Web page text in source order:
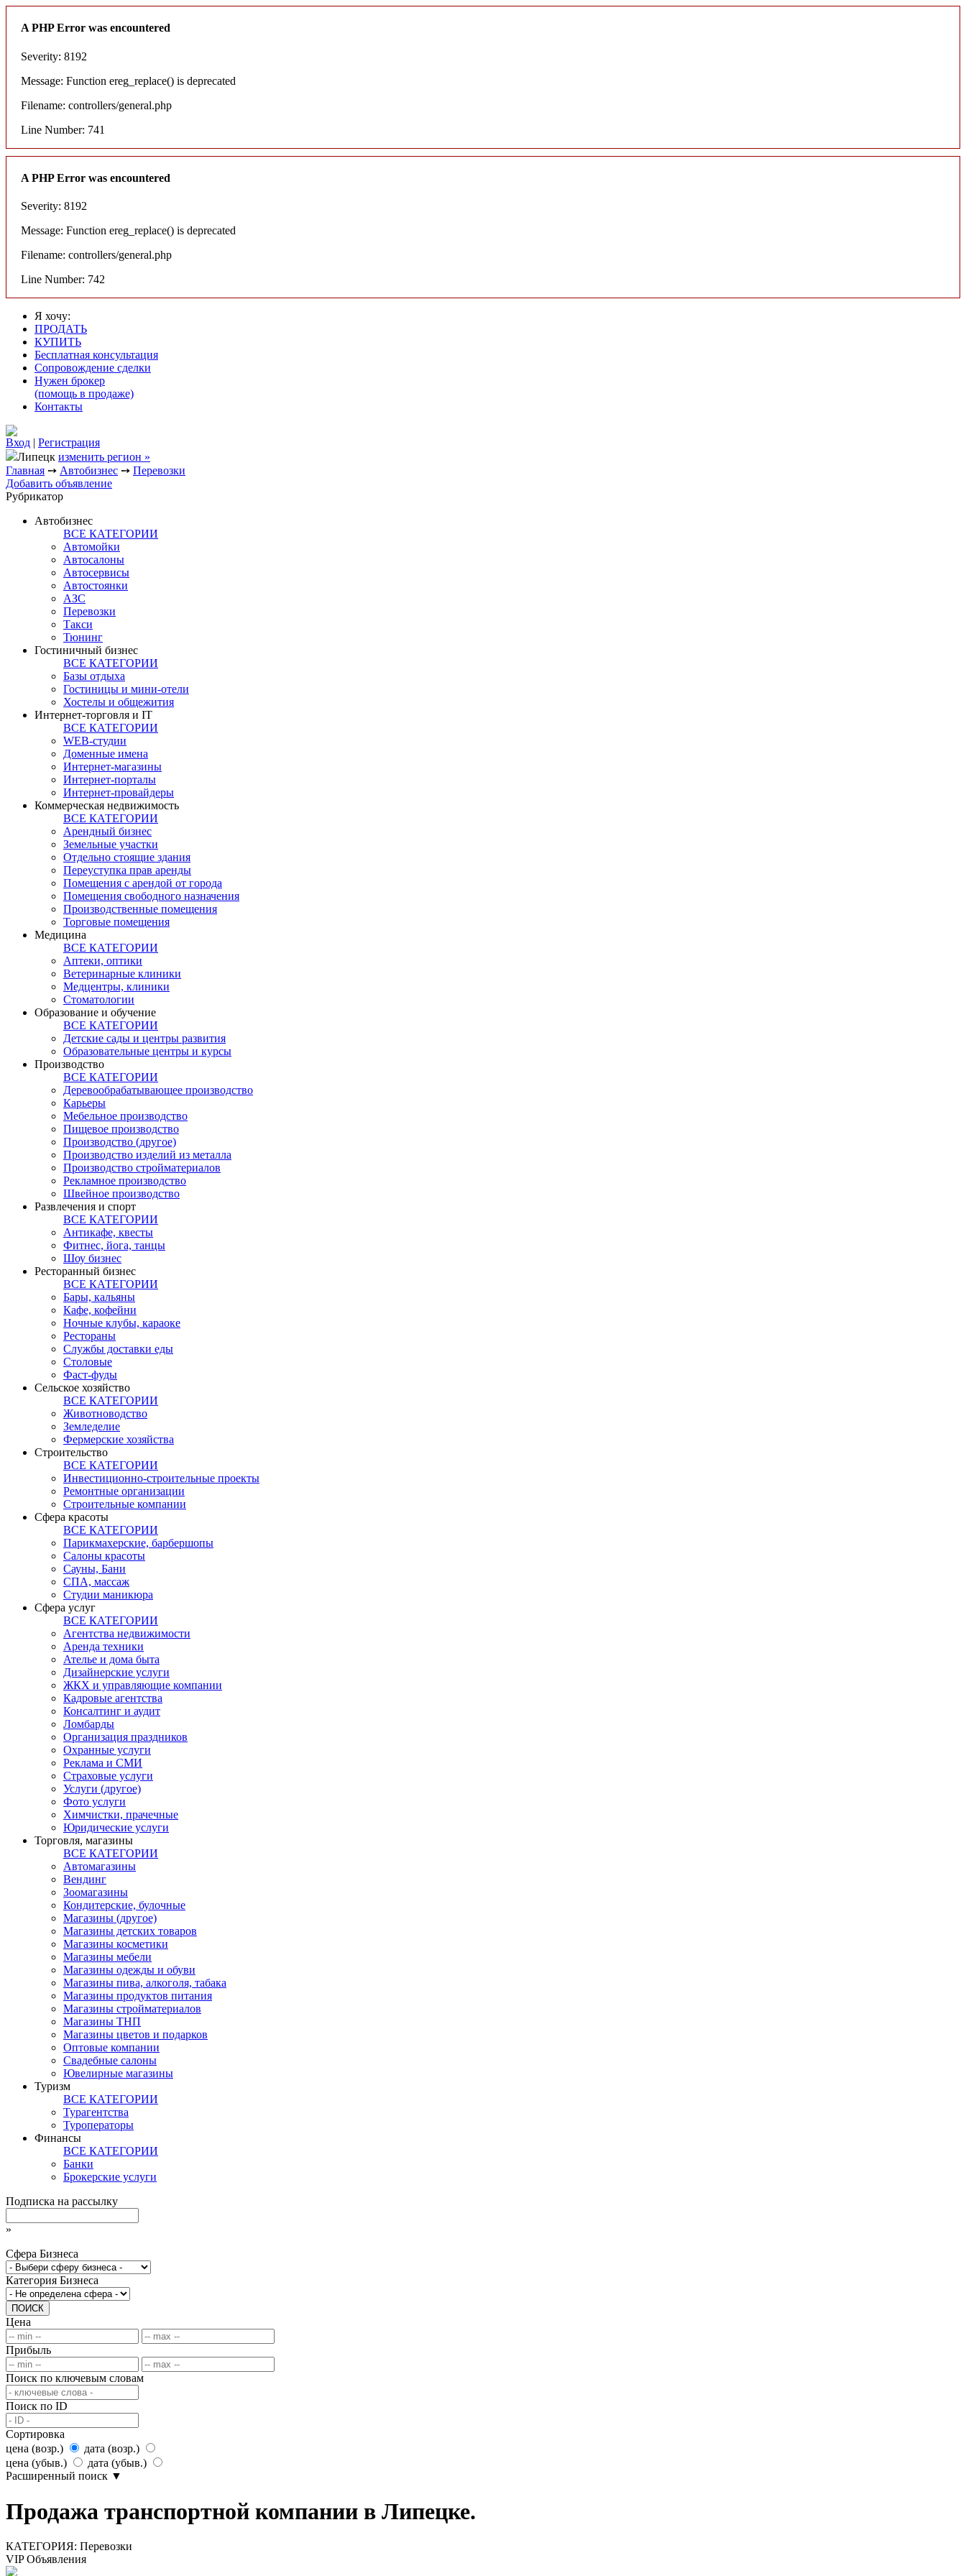
A PHP Error was encountered
Severity: 8192
Message: Function ereg_replace() is deprecated
Filename: controllers/general.php
Line Number: 741
A PHP Error was encountered
Severity: 8192
Message: Function ereg_replace() is deprecated
Filename: controllers/general.php
Line Number: 742
Я хочу:
ПРОДАТЬ
КУПИТЬ
Бесплатная консультация
Сопровождение сделки
Нужен брокер
(помощь в продаже)
Контакты
Вход | Регистрация
Липецк изменить регион »
Главная ➙ Автобизнес ➙ Перевозки
Добавить объявление
Рубрикатор
Автобизнес
ВСЕ КАТЕГОРИИ
Автомойки
Автосалоны
Автосервисы
Автостоянки
АЗС
Перевозки
Такси
Тюнинг
Гостиничный бизнес
ВСЕ КАТЕГОРИИ
Базы отдыха
Гостиницы и мини-отели
Хостелы и общежития
Интернет-торговля и IT
ВСЕ КАТЕГОРИИ
WEB-студии
Доменные имена
Интернет-магазины
Интернет-порталы
Интернет-провайдеры
Коммерческая недвижимость
ВСЕ КАТЕГОРИИ
Арендный бизнес
Земельные участки
Отдельно стоящие здания
Переуступка прав аренды
Помещения с арендой от города
Помещения свободного назначения
Производственные помещения
Торговые помещения
Медицина
ВСЕ КАТЕГОРИИ
Аптеки, оптики
Ветеринарные клиники
Медцентры, клиники
Стоматологии
Образование и обучение
ВСЕ КАТЕГОРИИ
Детские сады и центры развития
Образовательные центры и курсы
Производство
ВСЕ КАТЕГОРИИ
Деревообрабатывающее производство
Карьеры
Мебельное производство
Пищевое производство
Производство (другое)
Производство изделий из металла
Производство стройматериалов
Рекламное производство
Швейное производство
Развлечения и спорт
ВСЕ КАТЕГОРИИ
Антикафе, квесты
Фитнес, йога, танцы
Шоу бизнес
Ресторанный бизнес
ВСЕ КАТЕГОРИИ
Бары, кальяны
Кафе, кофейни
Ночные клубы, караоке
Рестораны
Службы доставки еды
Столовые
Фаст-фуды
Сельское хозяйство
ВСЕ КАТЕГОРИИ
Животноводство
Земледелие
Фермерские хозяйства
Строительство
ВСЕ КАТЕГОРИИ
Инвестиционно-строительные проекты
Ремонтные организации
Строительные компании
Сфера красоты
ВСЕ КАТЕГОРИИ
Парикмахерские, барбершопы
Салоны красоты
Сауны, Бани
СПА, массаж
Студии маникюра
Сфера услуг
ВСЕ КАТЕГОРИИ
Агентства недвижимости
Аренда техники
Ателье и дома быта
Дизайнерские услуги
ЖКХ и управляющие компании
Кадровые агентства
Консалтинг и аудит
Ломбарды
Организация праздников
Охранные услуги
Реклама и СМИ
Страховые услуги
Услуги (другое)
Фото услуги
Химчистки, прачечные
Юридические услуги
Торговля, магазины
ВСЕ КАТЕГОРИИ
Автомагазины
Вендинг
Зоомагазины
Кондитерские, булочные
Магазины (другое)
Магазины детских товаров
Магазины косметики
Магазины мебели
Магазины одежды и обуви
Магазины пива, алкоголя, табака
Магазины продуктов питания
Магазины стройматериалов
Магазины ТНП
Магазины цветов и подарков
Оптовые компании
Свадебные салоны
Ювелирные магазины
Туризм
ВСЕ КАТЕГОРИИ
Турагентства
Туроператоры
Финансы
ВСЕ КАТЕГОРИИ
Банки
Брокерские услуги
Подписка на рассылку
»
Сфера Бизнеса
Категория Бизнеса
ПОИСК
Цена
Прибыль
Поиск по ключевым словам
Поиск по ID
Сортировка
цена (возр.)
дата (возр.)
цена (убыв.)
дата (убыв.)
Расширенный поиск ▼
Продажа транспортной компании в Липецке.
КАТЕГОРИЯ: Перевозки
VIP Объявления